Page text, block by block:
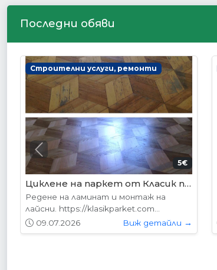
Последни обяви
Интериорни врати
178.95€ (350лв.)
VP-01 Алабама
Вратите се предлагат в следните
размери: 87х204см. 77х204см...
01.05.2026
Виж детайли →
Previous